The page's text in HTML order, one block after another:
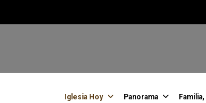
Iglesia Hoy Panorama Familia,